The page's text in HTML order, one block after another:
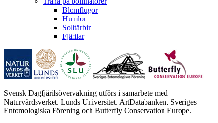
Blomflugor
Humlor
Solitärbin
Fjärilar
Svensk Dagfjärilsövervakning utförs i samarbete med
Naturvårdsverket, Lunds Universitet, ArtDatabanken, Sveriges
Entomologiska Förening och Butterfly Conservation Europe.